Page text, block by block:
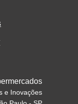
e Inovações